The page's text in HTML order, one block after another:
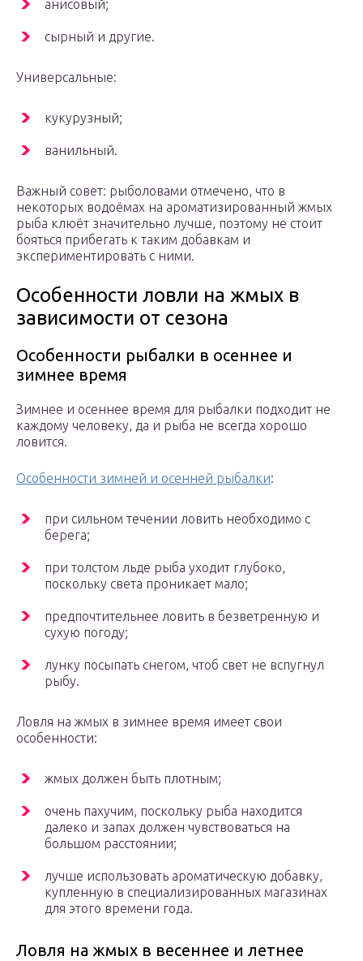
анисовый;
сырный и другие.
Универсальные:
кукурузный;
ванильный.
Важный совет: рыболовами отмечено, что в
некоторых водоёмах на ароматизированный жмых
рыба клюёт значительно лучше, поэтому не стоит
бояться прибегать к таким добавкам и
экспериментировать с ними.
Особенности ловли на жмых в
зависимости от сезона
Особенности рыбалки в осеннее и
зимнее время
Зимнее и осеннее время для рыбалки подходит не
каждому человеку, да и рыба не всегда хорошо
ловится.
Особенности зимней и осенней рыбалки:
при сильном течении ловить необходимо с
берега;
при толстом льде рыба уходит глубоко,
поскольку света проникает мало;
предпочтительнее ловить в безветренную и
сухую погоду;
лунку посыпать снегом, чтоб свет не вспугнул
рыбу.
Ловля на жмых в зимнее время имеет свои
особенности:
жмых должен быть плотным;
очень пахучим, поскольку рыба находится
далеко и запах должен чувствоваться на
большом расстоянии;
лучше использовать ароматическую добавку,
купленную в специализированных магазинах
для этого времени года.
Ловля на жмых в весеннее и летнее